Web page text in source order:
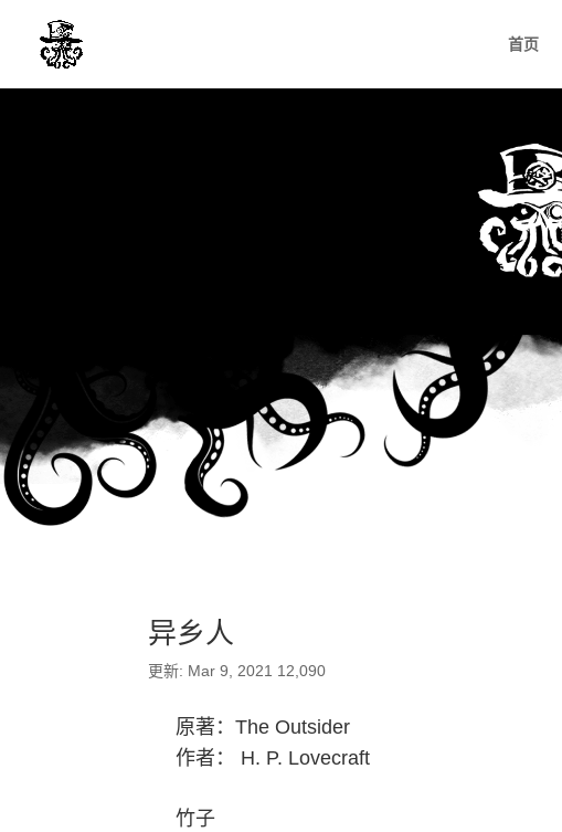
首页
异乡人
更新: Mar 9, 2021 12,090
原著：The Outsider
作者： H. P. Lovecraft
竹子